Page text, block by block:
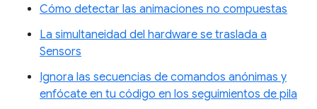
Cómo detectar las animaciones no compuestas
La simultaneidad del hardware se traslada a
Sensors
Ignora las secuencias de comandos anónimas y
enfócate en tu código en los seguimientos de pila